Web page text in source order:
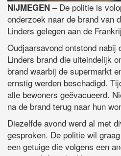
NIJMEGEN – De politie is
onderzoek naar de brand van
Linders gelegen aan de
Oudjaarsavond ontstond nabij
Linders brand die uiteindelijk
brand waarbij de supermarkt
ernstig werden beschadigd.
alle bewoners geëvacueerd.
na de brand terug naar hun
Diezelfde avond werd al met
gesproken. De politie wil
een getuige die volgens een